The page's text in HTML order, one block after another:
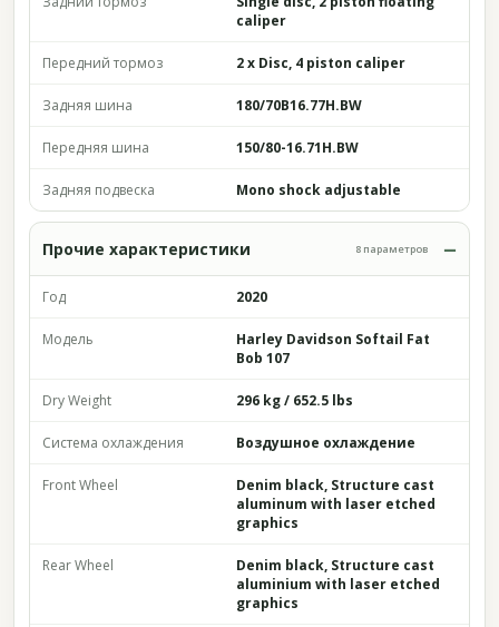
caliper
Передний тормоз 2 x Disc, 4 piston caliper
Задняя шина 180/70B16.77H.BW
Передняя шина 150/80-16.71H.BW
Задняя подвеска Mono shock adjustable
Прочие характеристики 8 параметров
Год 2020
Модель
Harley Davidson Softail Fat
Bob 107
Dry Weight 296 kg / 652.5 lbs
Система охлаждения Воздушное охлаждение
Front Wheel
Denim black, Structure cast
aluminum with laser etched
graphics
Rear Wheel
Denim black, Structure cast
aluminium with laser etched
graphics